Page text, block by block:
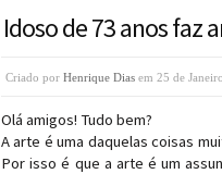
Idoso de 73 anos faz
Criado por Henrique Dias em 25 de
Olá amigos! Tudo bem?
A arte é uma daquelas coisas
Por isso é que a arte é um